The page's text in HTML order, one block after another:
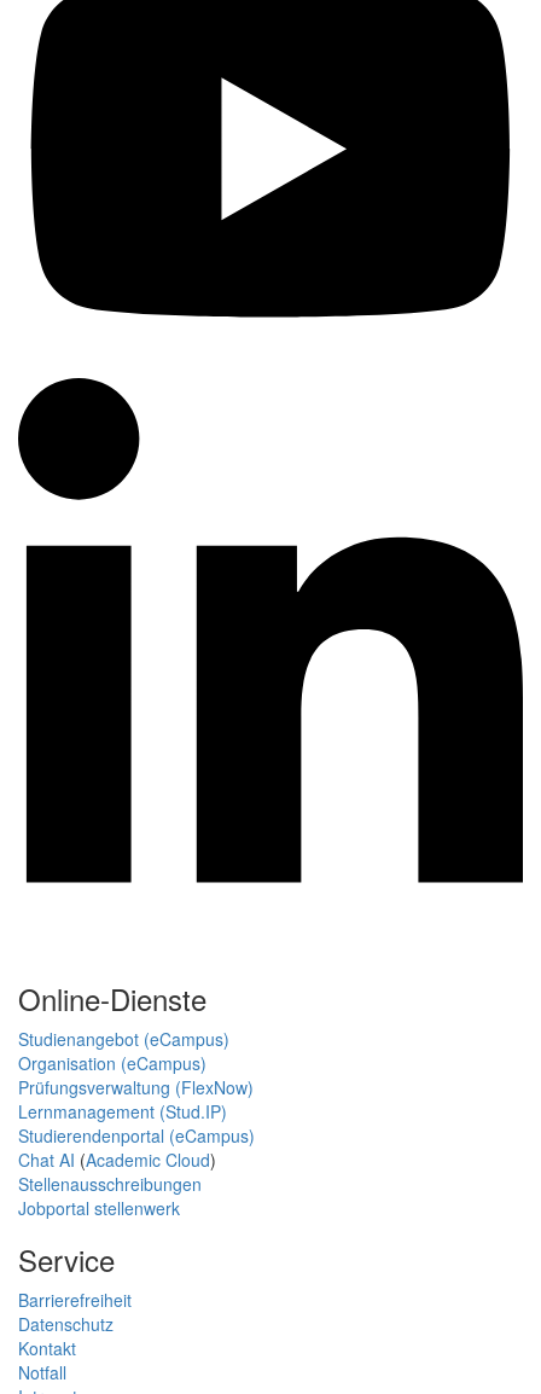
Online-Dienste
Studienangebot (eCampus)
Organisation (eCampus)
Prüfungsverwaltung (FlexNow)
Lernmanagement (Stud.IP)
Studierendenportal (eCampus)
Chat AI (Academic Cloud)
Stellenausschreibungen
Jobportal stellenwerk
Service
Barrierefreiheit
Datenschutz
Kontakt
Notfall